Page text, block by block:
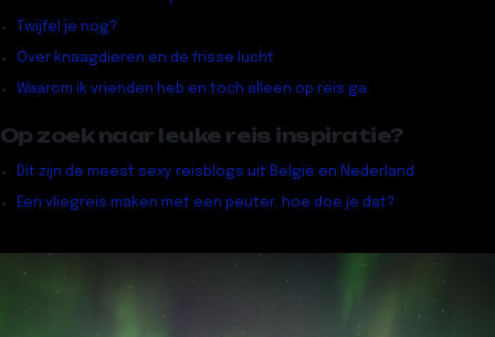
Twijfel je nog?
Over knaagdieren en de frisse lucht
Waarom ik vrienden heb en toch alleen op reis ga
Op zoek naar leuke reis inspiratie?
Dit zijn de meest sexy reisblogs uit België en Nederland
Een vliegreis maken met een peuter, hoe doe je dat?